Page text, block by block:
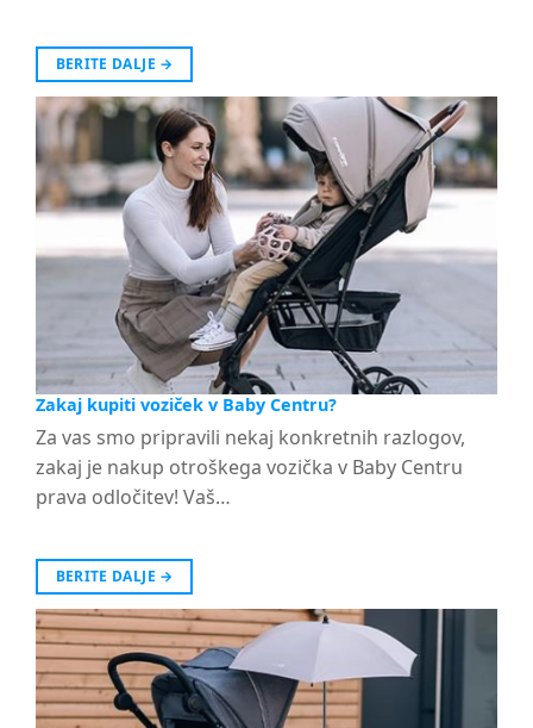
BERITE DALJE →
Zakaj kupiti voziček v Baby Centru?
Za vas smo pripravili nekaj konkretnih razlogov,
zakaj je nakup otroškega vozička v Baby Centru
prava odločitev! Vaš…
BERITE DALJE →